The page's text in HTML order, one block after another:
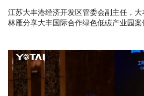
江苏大丰港经济开发区管委会副主任，
林雁分享大丰国际合作绿色低碳产业园案